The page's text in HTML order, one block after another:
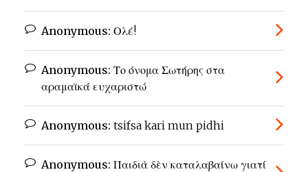
Anonymous: Ολέ!
Anonymous: Το όνομα Σωτήρης στα
αραμαϊκά ευχαριστώ
Anonymous: tsifsa kari mun pidhi
Anonymous: Παιδιὰ δὲν καταλαβαίνω γιατί